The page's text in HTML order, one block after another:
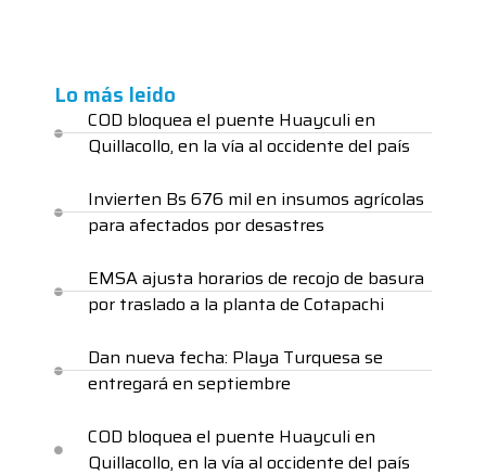
Lo más leido
COD bloquea el puente Huayculi en
Quillacollo, en la vía al occidente del país
Invierten Bs 676 mil en insumos agrícolas
para afectados por desastres
EMSA ajusta horarios de recojo de basura
por traslado a la planta de Cotapachi
Dan nueva fecha: Playa Turquesa se
entregará en septiembre
COD bloquea el puente Huayculi en
Quillacollo, en la vía al occidente del país